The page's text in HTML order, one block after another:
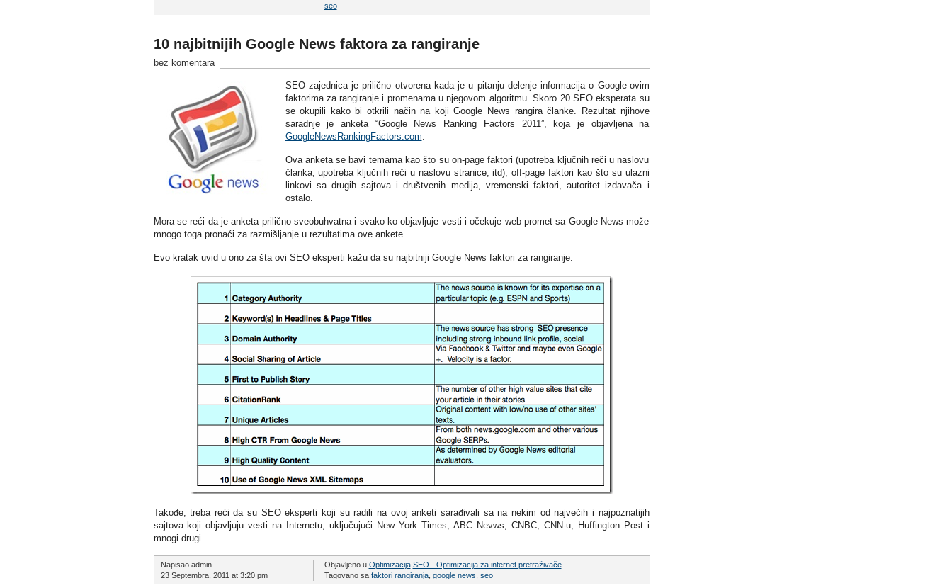
seo
10 najbitnijih Google News faktora za rangiranje
bez komentara
SEO zajednica je prilično otvorena kada je u pitanju delenje informacija o Google-ovim
faktorima za rangiranje i promenama u njegovom algoritmu. Skoro 20 SEO eksperata su
se okupili kako bi otkrili način na koji Google News rangira članke. Rezultat njihove
saradnje je anketa “Google News Ranking Factors 2011”, koja je objavljena na
GoogleNewsRankingFactors.com.
Ova anketa se bavi temama kao što su on-page faktori (upotreba ključnih reči u naslovu
članka, upotreba ključnih reči u naslovu stranice, itd), off-page faktori kao što su ulazni
linkovi sa drugih sajtova i društvenih medija, vremenski faktori, autoritet izdavača i
ostalo.
Mora se reći da je anketa prilično sveobuhvatna i svako ko objavljuje vesti i očekuje web promet sa Google News može
mnogo toga pronaći za razmišljanje u rezultatima ove ankete.
Evo kratak uvid u ono za šta ovi SEO eksperti kažu da su najbitniji Google News faktori za rangiranje:
Takođe, treba reći da su SEO eksperti koji su radili na ovoj anketi sarađivali sa na nekim od najvećih i najpoznatijih
sajtova koji objavljuju vesti na Internetu, uključujući New York Times, ABC Nevws, CNBC, CNN-u, Huffington Post i
mnogi drugi.
Napisao admin
23 Septembra, 2011 at 3:20 pm
Objavljeno u Optimizacija, SEO - Optimizacija za internet pretraživače
Tagovano sa faktori rangiranja, google news seo